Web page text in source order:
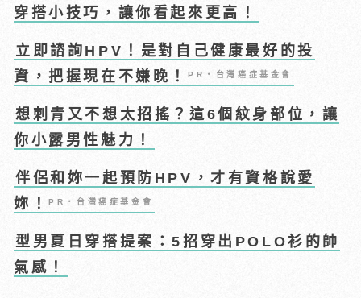
穿搭小技巧，讓你看起來更高！
立即諮詢HPV！是對自己健康最好的投
資，把握現在不嫌晚！PR・台灣癌症基金會
想刺青又不想太招搖？這6個紋身部位，讓
你小露男性魅力！
伴侶和妳一起預防HPV，才有資格說愛
妳！PR・台灣癌症基金會
型男夏日穿搭提案：5招穿出POLO衫的帥
氣感！